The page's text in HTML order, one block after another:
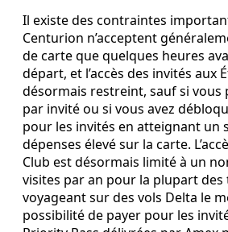
Il existe des contraintes
Centurion n’acceptent
de carte que quelques heures
départ, et l’accès des invités aux
désormais restreint, sauf si vous
par invité ou si vous avez
pour les invités en atteignant un
dépenses élevé sur la carte.
Club est désormais limité à un
visites par an pour la plupart
voyageant sur des vols Delta le
possibilité de payer pour les